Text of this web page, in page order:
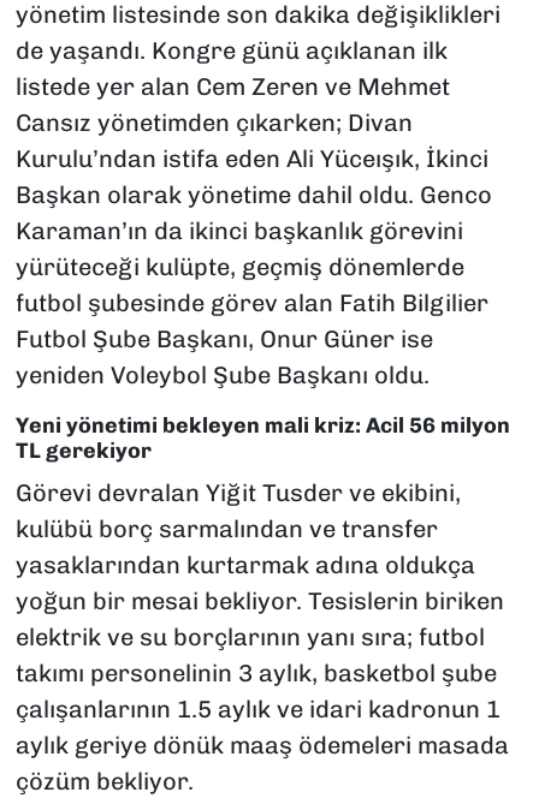
yönetim listesinde son dakika değişiklikleri
de yaşandı. Kongre günü açıklanan ilk
listede yer alan Cem Zeren ve Mehmet
Cansız yönetimden çıkarken; Divan
Kurulu’ndan istifa eden Ali Yüceışık, İkinci
Başkan olarak yönetime dahil oldu. Genco
Karaman’ın da ikinci başkanlık görevini
yürüteceği kulüpte, geçmiş dönemlerde
futbol şubesinde görev alan Fatih Bilgilier
Futbol Şube Başkanı, Onur Güner ise
yeniden Voleybol Şube Başkanı oldu.
Yeni yönetimi bekleyen mali kriz: Acil 56 milyon
TL gerekiyor
Görevi devralan Yiğit Tusder ve ekibini,
kulübü borç sarmalından ve transfer
yasaklarından kurtarmak adına oldukça
yoğun bir mesai bekliyor. Tesislerin biriken
elektrik ve su borçlarının yanı sıra; futbol
takımı personelinin 3 aylık, basketbol şube
çalışanlarının 1.5 aylık ve idari kadronun 1
aylık geriye dönük maaş ödemeleri masada
çözüm bekliyor.